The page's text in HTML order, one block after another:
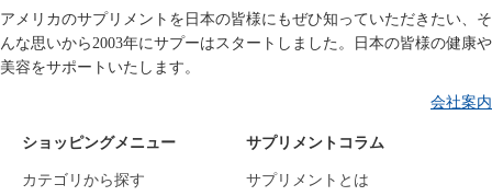
アメリカのサプリメントを日本の皆様にもぜひ知っていただきたい、そ
んな思いから2003年にサプーはスタートしました。日本の皆様の健康や
美容をサポートいたします。
会社案内
ショッピングメニュー
カテゴリから探す
サプリメントコラム
サプリメントとは